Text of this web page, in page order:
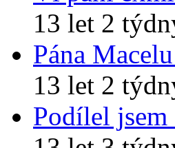
13 let 2
Pána
13 let 2
Podílel jsem